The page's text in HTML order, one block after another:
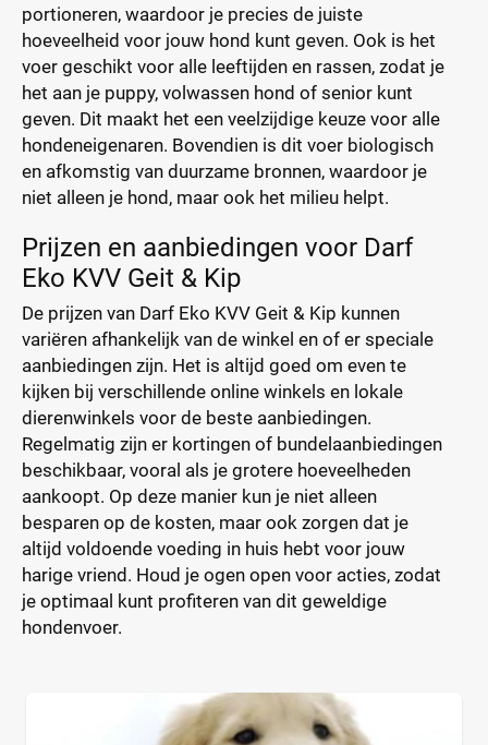
portioneren, waardoor je precies de juiste
hoeveelheid voor jouw hond kunt geven. Ook is het
voer geschikt voor alle leeftijden en rassen, zodat je
het aan je puppy, volwassen hond of senior kunt
geven. Dit maakt het een veelzijdige keuze voor alle
hondeneigenaren. Bovendien is dit voer biologisch
en afkomstig van duurzame bronnen, waardoor je
niet alleen je hond, maar ook het milieu helpt.
Prijzen en aanbiedingen voor Darf
Eko KVV Geit & Kip
De prijzen van Darf Eko KVV Geit & Kip kunnen
variëren afhankelijk van de winkel en of er speciale
aanbiedingen zijn. Het is altijd goed om even te
kijken bij verschillende online winkels en lokale
dierenwinkels voor de beste aanbiedingen.
Regelmatig zijn er kortingen of bundelaanbiedingen
beschikbaar, vooral als je grotere hoeveelheden
aankoopt. Op deze manier kun je niet alleen
besparen op de kosten, maar ook zorgen dat je
altijd voldoende voeding in huis hebt voor jouw
harige vriend. Houd je ogen open voor acties, zodat
je optimaal kunt profiteren van dit geweldige
hondenvoer.